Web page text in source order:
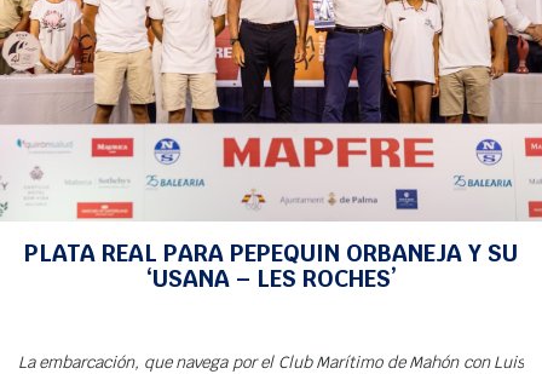
A LA MAR 2026
AMARRES
GASOLINERA
NOTICIAS
CONTACTO
Agenda
Meteo
INICIO >CRUCERO
> PLATA REAL PARA PEPEQUIN ORBANEJA Y SU
‘USANA – LES ROCHES’
PLATA REAL PARA PEPEQUIN ORBANEJA Y SU
‘USANA – LES ROCHES’
La embarcación, que navega por el Club Marítimo de Mahón con Luis